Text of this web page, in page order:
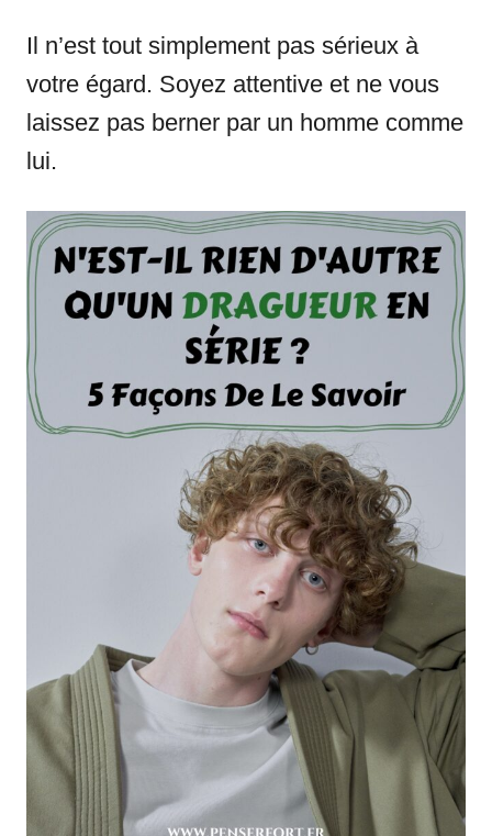
Il n’est tout simplement pas sérieux à
votre égard. Soyez attentive et ne vous
laissez pas berner par un homme comme
lui.